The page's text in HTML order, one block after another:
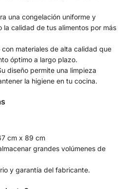
una congelación uniforme y
la calidad de tus alimentos por más
con materiales de alta calidad que
óptimo a largo plazo.
diseño permite una limpieza
la higiene en tu cocina.
cm x 89 cm
grandes volúmenes de
y garantía del fabricante.